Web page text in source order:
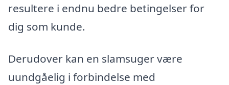
resultere i endnu bedre betingelser for
dig som kunde.
Derudover kan en slamsuger være
uundgåelig i forbindelse med